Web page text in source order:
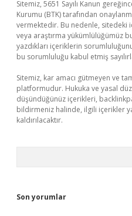
Sitemiz, 5651 Sayılı Kanun
Kurumu (BTK) tarafından
vermektedir. Bu nedenle,
veya araştırma yükümlülüğümüz
yazdıkları içeriklerin
bu sorumluluğu kabul etmiş
Sitemiz, kar amacı gütmeyen ve
platformudur. Hukuka ve yasal
düşündüğünüz içerikleri,
bildirmeniz halinde, ilgili içerikler
kaldırılacaktır.
Son yorumlar